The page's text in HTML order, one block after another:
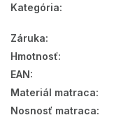
Kategória:
Záruka:
Hmotnosť:
EAN :
Materiál matraca:
Nosnosť matraca: